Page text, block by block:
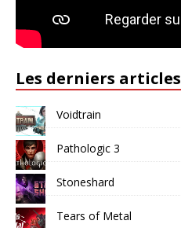
Les derniers articles
Voidtrain
Pathologic 3
Stoneshard
Tears of Metal